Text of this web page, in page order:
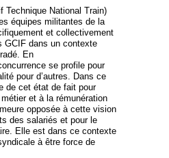
Technique National Train)
équipes militantes de la
et collectivement
GCIF dans un contexte
En
se profile pour
pour d’autres. Dans ce
de cet état de fait pour
et à la rémunération
opposée à cette vision
des salariés et pour le
Elle est dans ce contexte
à être force de